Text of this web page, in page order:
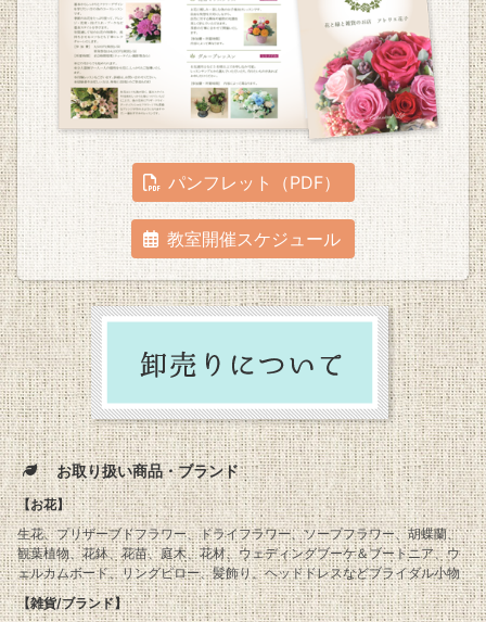
パンフレット（PDF）
教室開催スケジュール
お取り扱い商品・ブランド
【お花】
生花、プリザーブドフラワー、ドライフラワー、ソープフラワー、胡蝶蘭、
観葉植物、花鉢、花苗、庭木、花材、ウェディングブーケ＆ブートニア、ウ
ェルカムボード、リングピロー、髪飾り、ヘッドドレスなどブライダル小物
【雑貨/ブランド】